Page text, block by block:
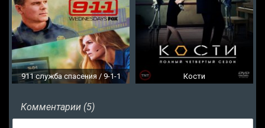
911 служба спасения / 9-1-1 Кости
Комментарии (5)